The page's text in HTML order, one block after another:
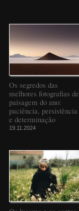
Os segredos das
melhores fotografias de
paisagem do ano:
paciência, persistência
e determinação
19.11.2024